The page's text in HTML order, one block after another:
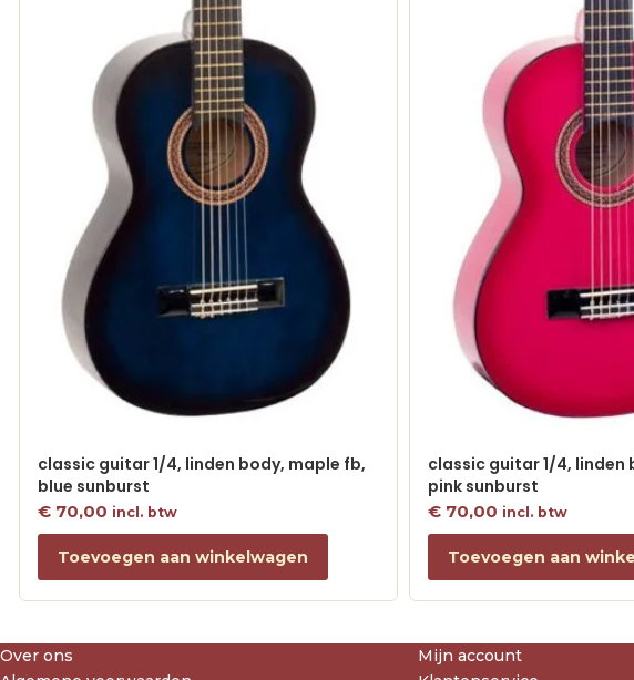
classic guitar 1/4, linden body, maple fb,
blue sunburst
€ 70,00 incl. btw
Toevoegen aan winkelwagen
classic guitar 1/4, linden
pink sunburst
€ 70,00 incl. btw
Toevoegen aan
Over ons
Mijn account